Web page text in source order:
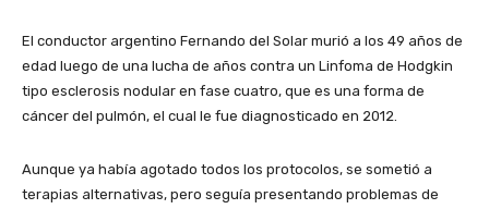
El conductor argentino Fernando del Solar murió a los 49 años de
edad luego de una lucha de años contra un Linfoma de Hodgkin
tipo esclerosis nodular en fase cuatro, que es una forma de
cáncer del pulmón, el cual le fue diagnosticado en 2012.
Aunque ya había agotado todos los protocolos, se sometió a
terapias alternativas, pero seguía presentando problemas de